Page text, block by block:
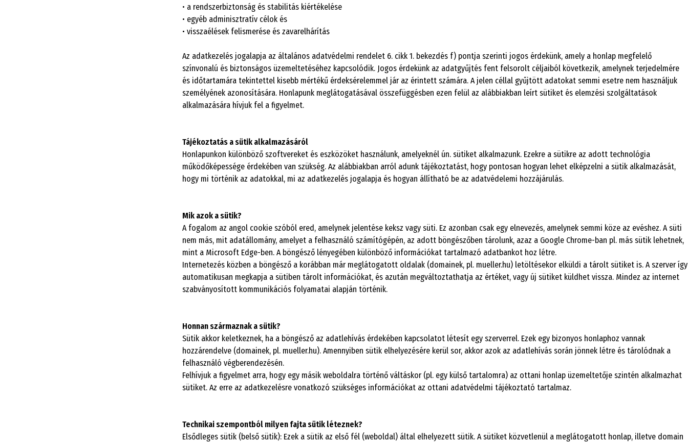
• a rendszerbiztonság és stabilitás kiértékelése
• egyéb adminisztratív célok és
• visszaélések felismerése és zavarelhárítás
Az adatkezelés jogalapja az általános adatvédelmi rendelet 6. cikk 1. bekezdés f) pontja szerinti jogos érdekünk, amely a honlap megfelelő
színvonalú és biztonságos üzemeltetéséhez kapcsolódik. Jogos érdekünk az adatgyűjtés fent felsorolt céljaiból következik, amelynek terjedelmére
és időtartamára tekintettel kisebb mértékű érdeksérelemmel jár az érintett számára. A jelen céllal gyűjtött adatokat semmi esetre nem használjuk
személyének azonosítására. Honlapunk meglátogatásával összefüggésben ezen felül az alábbiakban leírt sütiket és elemzési szolgáltatások
alkalmazására hívjuk fel a figyelmet.
Tájékoztatás a sütik alkalmazásáról
Honlapunkon különböző szoftvereket és eszközöket használunk, amelyeknél ún. sütiket alkalmazunk. Ezekre a sütikre az adott technológia
működőképessége érdekében van szükség. Az alábbiakban arról adunk tájékoztatást, hogy pontosan hogyan lehet elképzelni a sütik alkalmazását,
hogy mi történik az adatokkal, mi az adatkezelés jogalapja és hogyan állítható be az adatvédelemi hozzájárulás.
Mik azok a sütik?
A fogalom az angol cookie szóból ered, amelynek jelentése keksz vagy süti. Ez azonban csak egy elnevezés, amelynek semmi köze az evéshez. A süti
nem más, mit adatállomány, amelyet a felhasználó számítógépén, az adott böngészőben tárolunk, azaz a Google Chrome-ban pl. más sütik lehetnek,
mint a Microsoft Edge-ben. A böngésző lényegében különböző információkat tartalmazó adatbankot hoz létre.
Internetezés közben a böngésző a korábban már meglátogatott oldalak (domainek, pl. mueller.hu) letöltésekor elküldi a tárolt sütiket is. A szerver így
automatikusan megkapja a sütiben tárolt információkat, és azután megváltoztathatja az értéket, vagy új sütiket küldhet vissza. Mindez az internet
szabványosított kommunikációs folyamatai alapján történik.
Honnan származnak a sütik?
Sütik akkor keletkeznek, ha a böngésző az adatlehívás érdekében kapcsolatot létesít egy szerverrel. Ezek egy bizonyos honlaphoz vannak
hozzárendelve (domainek, pl. mueller.hu). Amennyiben sütik elhelyezésére kerül sor, akkor azok az adatlehívás során jönnek létre és tárolódnak a
felhasználó végberendezésén.
Felhívjuk a figyelmet arra, hogy egy másik weboldalra történő váltáskor (pl. egy külső tartalomra) az ottani honlap üzemeltetője szintén alkalmazhat
sütiket. Az erre az adatkezelésre vonatkozó szükséges információkat az ottani adatvédelmi tájékoztató tartalmaz.
Technikai szempontból milyen fajta sütik léteznek?
Elsődleges sütik (belső sütik): Ezek a sütik az első fél (weboldal) által elhelyezett sütik. A sütiket közvetlenül a meglátogatott honlap, illetve domain